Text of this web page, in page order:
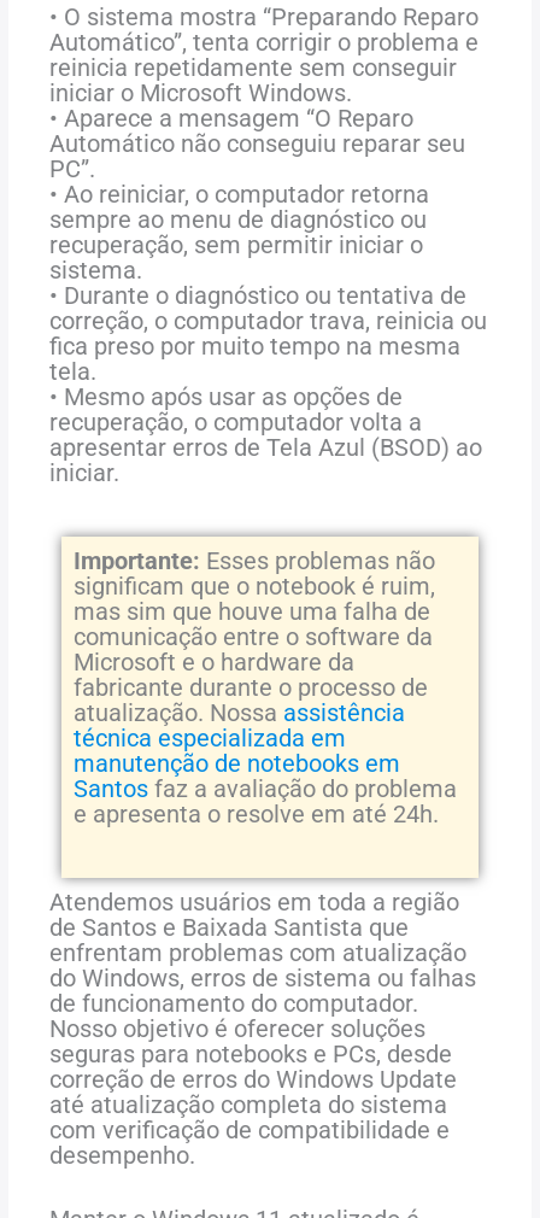
• O sistema mostra “Preparando Reparo
Automático”, tenta corrigir o problema e
reinicia repetidamente sem conseguir
iniciar o Microsoft Windows.
• Aparece a mensagem “O Reparo
Automático não conseguiu reparar seu
PC”.
• Ao reiniciar, o computador retorna
sempre ao menu de diagnóstico ou
recuperação, sem permitir iniciar o
sistema.
• Durante o diagnóstico ou tentativa de
correção, o computador trava, reinicia ou
fica preso por muito tempo na mesma
tela.
• Mesmo após usar as opções de
recuperação, o computador volta a
apresentar erros de Tela Azul (BSOD) ao
iniciar.
Importante: Esses problemas não
significam que o notebook é ruim,
mas sim que houve uma falha de
comunicação entre o software da
Microsoft e o hardware da
fabricante durante o processo de
atualização. Nossa assistência
técnica especializada em
manutenção de notebooks em
Santosfaz a avaliação do problema
e apresenta o resolve em até 24h.
Atendemos usuários emtoda a região
de Santos e Baixada Santista que
enfrentam problemas com atualização
doWindows, erros de sistema oufalhas
defuncionamento do computador.
Nosso objetivo é oferecer soluções
seguras para notebooks e PCs, desde
correção de erros doWindows Update
até atualização completa do sistema
comverificação de compatibilidade e
desempenho.